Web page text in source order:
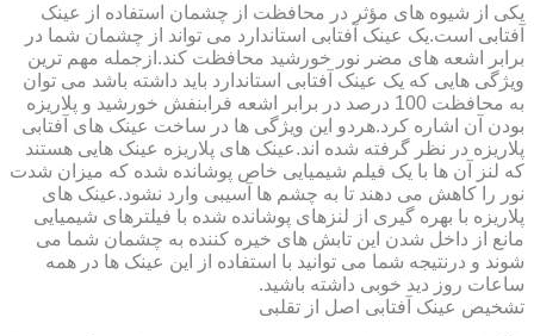
یکی از شیوه های مؤثر در محافظت از چشمان استفاده از عینک
آفتابی است.یک عینک آفتابی استاندارد می تواند از چشمان شما در
برابر اشعه های مضر نور خورشید محافظت کند.ازجمله مهم ترین
ویژگی هایی که یک عینک آفتابی استاندارد باید داشته باشد می توان
به محافظت 100 درصد در برابر اشعه فرابنفش خورشید و پلاریزه
بودن آن اشاره کرد.هردو این ویژگی ها در ساخت عینک های آفتابی
پلاریزه در نظر گرفته شده اند.عینک های پلاریزه عینک هایی هستند
که لنز آن ها با یک فیلم شیمیایی خاص پوشانده شده که میزان شدت
نور را کاهش می دهند تا به چشم ها آسیبی وارد نشود.عینک های
پلاریزه با بهره گیری از لنزهای پوشانده شده با فیلترهای شیمیایی
مانع از داخل شدن این تابش های خیره کننده به چشمان شما می
شوند و درنتیجه شما می توانید با استفاده از این عینک ها در همه
ساعات روز دید خوبی داشته باشید.
تشخیص عینک آفتابی اصل از تقلبی